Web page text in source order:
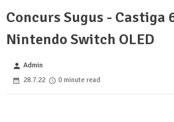
Concurs Sugus - Castiga
Nintendo Switch OLED
person Admin
28.7.22
0 minute read